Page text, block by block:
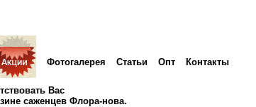
Фотогалерея Статьи Опт Контакты
Вас
саженцев Флора-нова.